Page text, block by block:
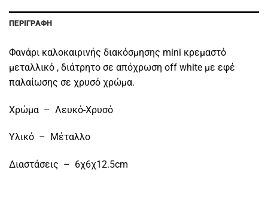
ΠΕΡΙΓΡΑΦΉ
Φανάρι καλοκαιρινής διακόσμησης mini κρεμαστό
μεταλλικό , διάτρητο σε απόχρωση off white με εφέ
παλαίωσης σε χρυσό χρώμα.
Χρώμα – Λευκό-Χρυσό
Υλικό – Μέταλλο
Διαστάσεις – 6χ6χ12.5cm